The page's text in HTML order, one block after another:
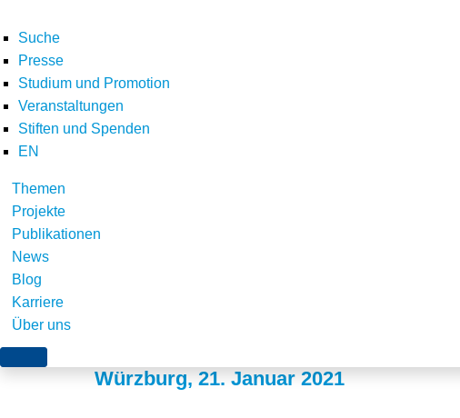
Suche
Presse
Studium und Promotion
Veranstaltungen
Stiften und Spenden
EN
Themen
Projekte
Publikationen
News
Blog
Karriere
Über uns
Wärmeleitplanung“ in
Würzburg, 21. Januar 2021